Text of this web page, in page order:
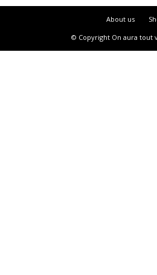
About us
© Copyright On aura tout